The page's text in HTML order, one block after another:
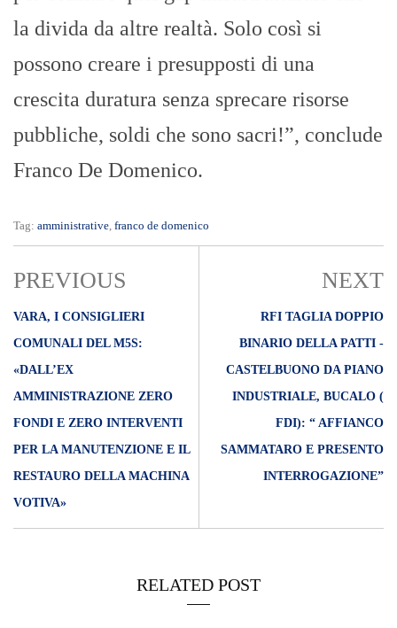
la divida da altre realtà. Solo così si
possono creare i presupposti di una
crescita duratura senza sprecare risorse
pubbliche, soldi che sono sacri!”, conclude
Franco De Domenico.
Tag: amministrative, franco de domenico
PREVIOUS
VARA, I CONSIGLIERI
COMUNALI DEL M5S:
«DALL’EX
AMMINISTRAZIONE ZERO
FONDI E ZERO INTERVENTI
PER LA MANUTENZIONE E IL
RESTAURO DELLA MACHINA
VOTIVA»
NEXT
RFI TAGLIA DOPPIO
BINARIO DELLA PATTI -
CASTELBUONO DA PIANO
INDUSTRIALE, BUCALO (
FDI): “ AFFIANCO
SAMMATARO E PRESENTO
INTERROGAZIONE”
RELATED POST